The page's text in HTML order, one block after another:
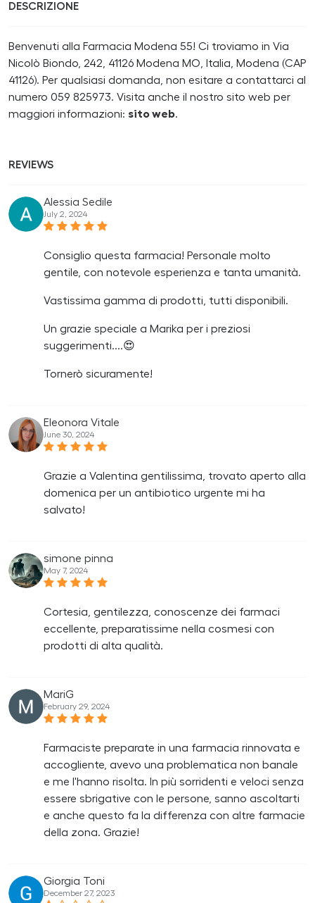
DESCRIZIONE
Benvenuti alla Farmacia Modena 55! Ci troviamo in Via
Nicolò Biondo, 242, 41126 Modena MO, Italia, Modena (CAP
41126). Per qualsiasi domanda, non esitare a contattarci al
numero 059 825973. Visita anche il nostro sito web per
maggiori informazioni: sito web.
REVIEWS
Alessia Sedile
July 2, 2024
Consiglio questa farmacia! Personale molto
gentile, con notevole esperienza e tanta umanità.
Vastissima gamma di prodotti, tutti disponibili.
Un grazie speciale a Marika per i preziosi
suggerimenti....😍
Tornerò sicuramente!
Eleonora Vitale
June 30, 2024
Grazie a Valentina gentilissima, trovato aperto alla
domenica per un antibiotico urgente mi ha
salvato!
simone pinna
May 7, 2024
Cortesia, gentilezza, conoscenze dei farmaci
eccellente, preparatissime nella cosmesi con
prodotti di alta qualità.
MariG
February 29, 2024
Farmaciste preparate in una farmacia rinnovata e
accogliente, avevo una problematica non banale
e me l'hanno risolta. In più sorridenti e veloci senza
essere sbrigative con le persone, sanno ascoltarti
e anche questo fa la differenza con altre farmacie
della zona. Grazie!
Giorgia Toni
December 27, 2023